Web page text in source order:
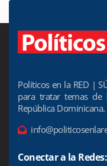
Políticos en la RED |
para tratar temas de
República Dominicana.
Conectar a la Redes: